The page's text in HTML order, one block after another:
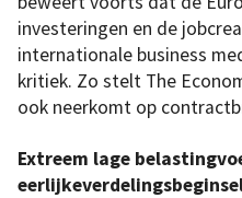
investeringen en de
internationale business
kritiek. Zo stelt The
ook neerkomt op
Extreem lage